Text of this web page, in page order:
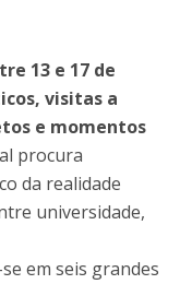
13 e 17 de
visitas a
e momentos
procura
da realidade
universidade,
em seis grandes